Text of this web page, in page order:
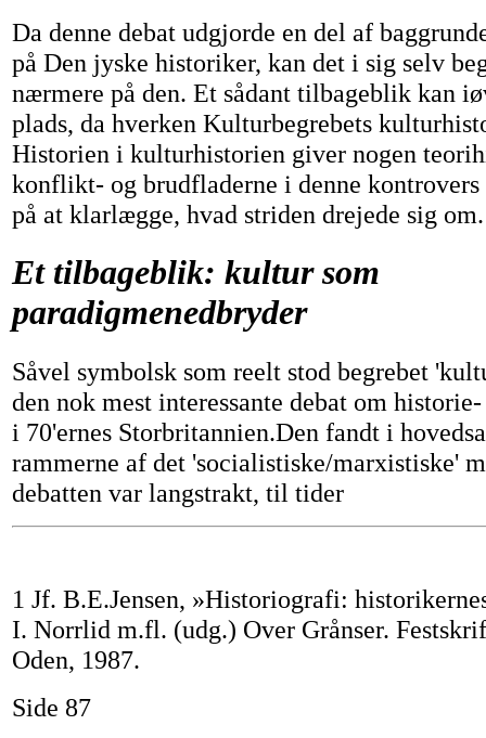
Da denne debat udgjorde en del af
på Den jyske historiker, kan det i sig selv
nærmere på den. Et sådant tilbageblik kan
plads, da hverken Kulturbegrebets
Historien i kulturhistorien giver nogen
konflikt- og brudfladerne i denne kontrovers
på at klarlægge, hvad striden drejede sig om.
Et tilbageblik: kultur som
paradigmenedbryder
Såvel symbolsk som reelt stod begrebet
den nok mest interessante debat om
i 70'ernes Storbritannien.Den fandt i
rammerne af det 'socialistiske/marxistiske'
debatten var langstrakt, til tider
1 Jf. B.E.Jensen, »Historiografi:
I. Norrlid m.fl. (udg.) Over Grånser.
Oden, 1987.
Side 87